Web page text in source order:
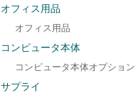
オフィス用品
オフィス用品
コンピュータ本体
コンピュータ本体オプション
サプライ